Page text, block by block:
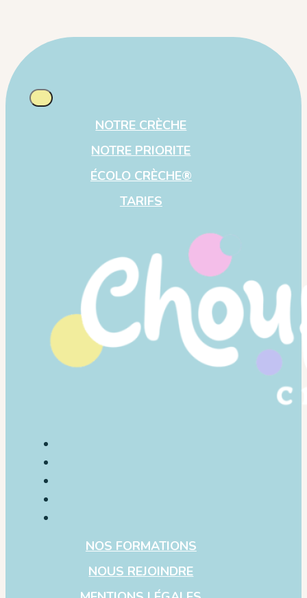
NOTRE CRÈCHE
NOTRE PRIORITE
ÉCOLO CRÈCHE®
TARIFS
NOS FORMATIONS
NOUS REJOINDRE